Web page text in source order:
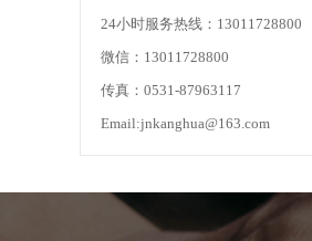
24小时服务热线：13011728800
微信：13011728800
传真：0531-87963117
Email:jnkanghua@163.com